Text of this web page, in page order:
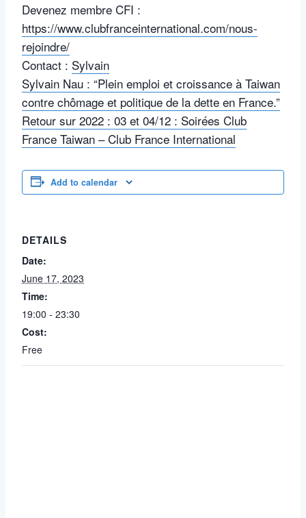
Devenez membre CFI :
https://www.clubfranceinternational.com/nous-
rejoindre/
Contact : Sylvain
Sylvain Nau : “Plein emploi et croissance à Taiwan
contre chômage et politique de la dette en France.”
Retour sur 2022 : 03 et 04/12 : Soirées Club
France Taiwan – Club France International
Add to calendar
DETAILS
Date:
June 17, 2023
Time:
19:00 - 23:30
Cost:
Free